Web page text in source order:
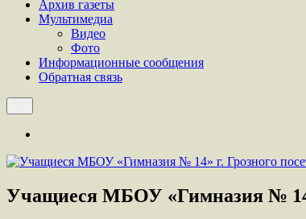
Архив газеты
Мультимедиа
Видео
Фото
Информационные сообщения
Обратная связь
Учащиеся МБОУ «Гимназия №